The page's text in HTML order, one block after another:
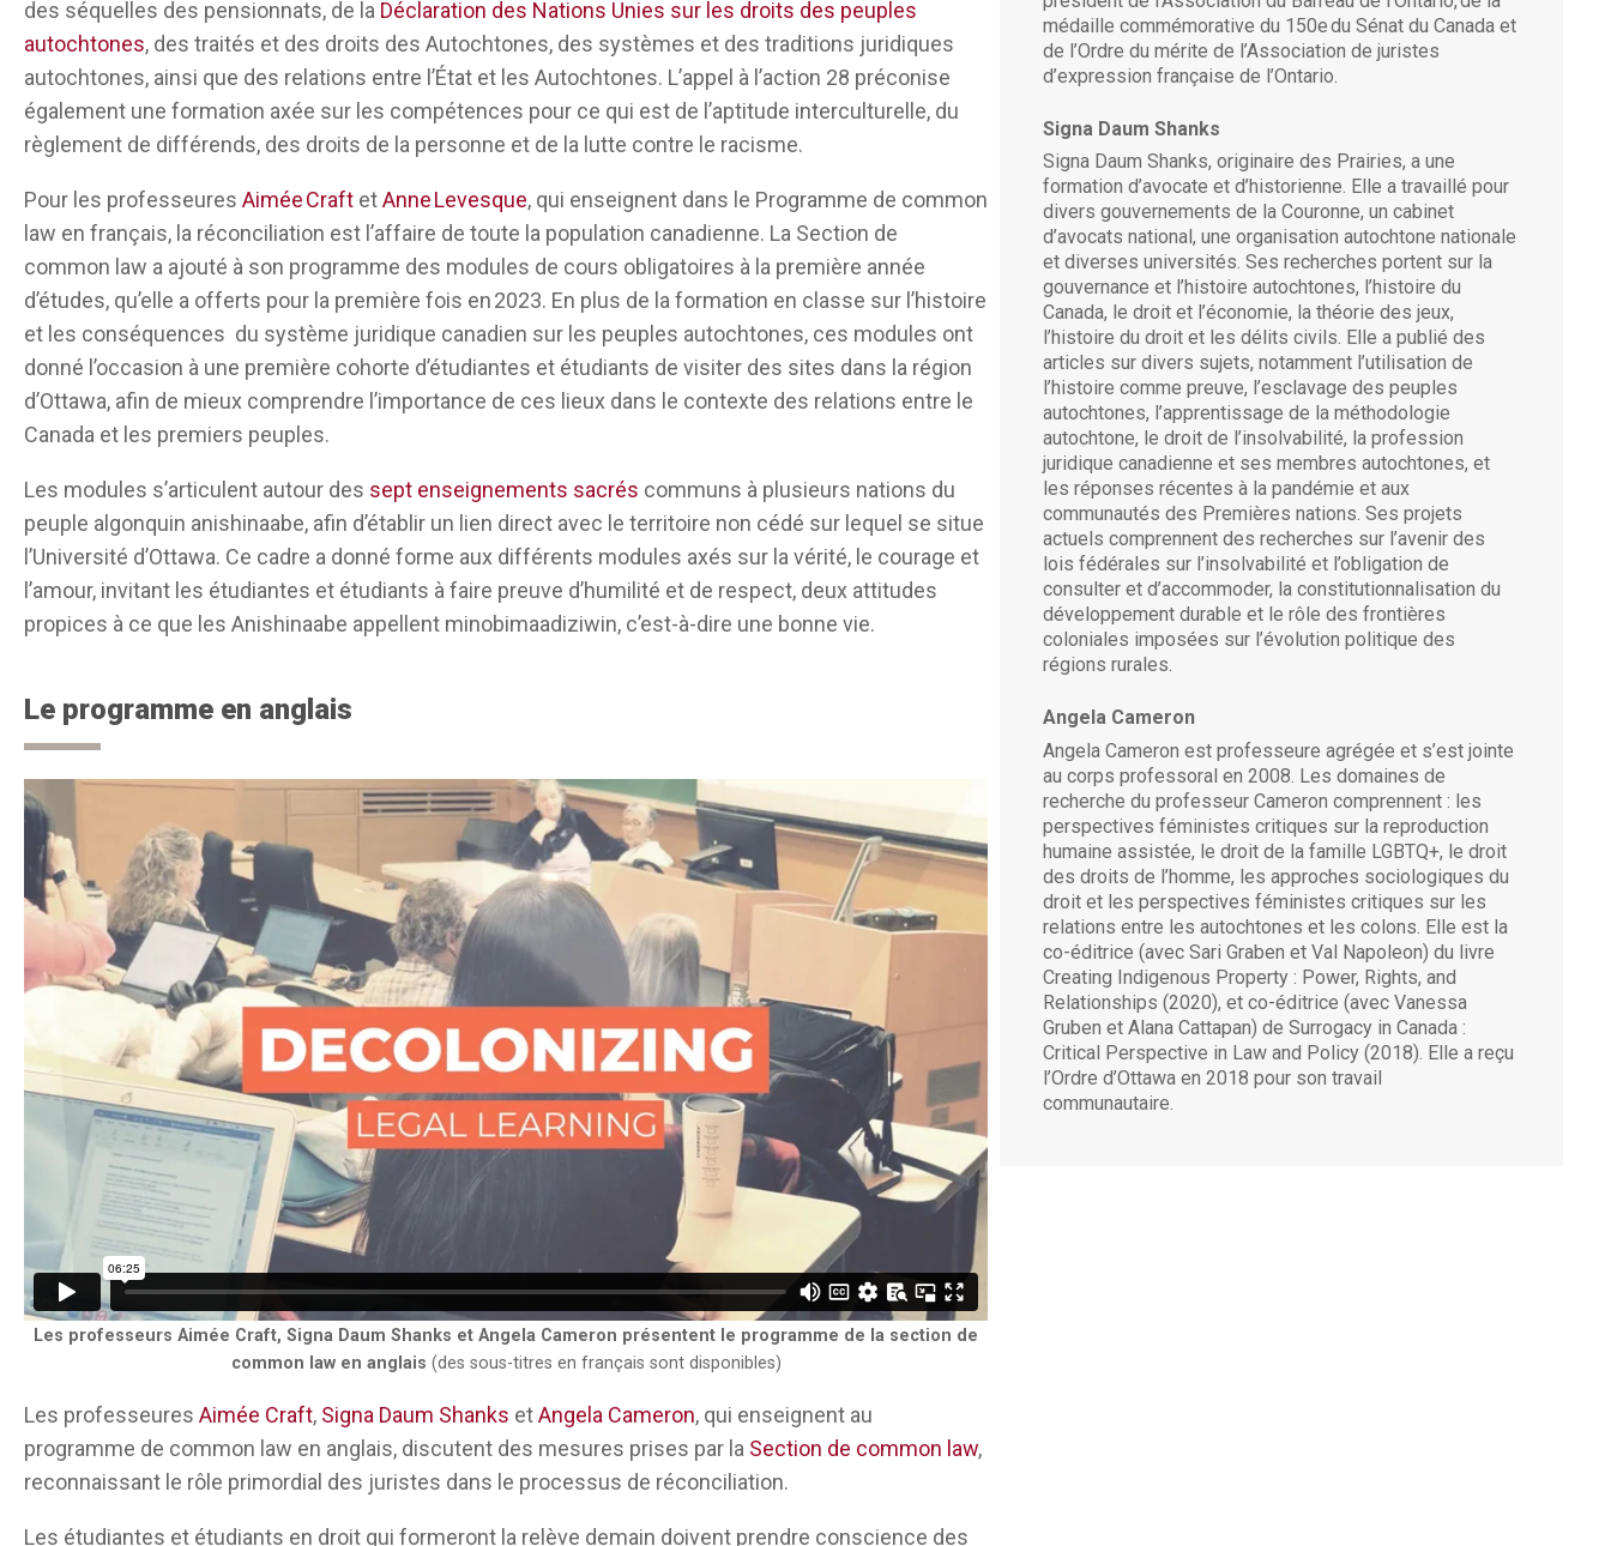
antiraciste, antidiscrimination et autres compétences qui les aideraient à interagir avec les
principes juridiques autochtones, mais aussi avec les populations autochtones dans le
cadre de leur pratique juridique à l’avenir.
Pendant de nombreuses décennies, des personnes ont affirmé qu’elles s’intéressaient à
mêmes. Nous devons penser que nous faisons partie de la résolution des problèmes, et de
faire partie de la résolution des problèmes pour ces sujets qui ont été oubliés pendant si
longtemps signifie que nous allons probablement résoudre les problèmes un peu
différemment.
Nous avons donc fondé notre modèle sur les Sept enseignements sacrés et abordé, par
exemple, en première année, les enseignements de la vérité, du courage et de l’amour, pour
enseigner au sujet de la Commission de vérité et réconciliation, de l’histoire des litiges et du
étudiants de première année.
Je pense que l’une des choses avec lesquelles nous commençons est de réfléchir à la
manière dont l’éducation juridique a fondamentalement et historiquement travaillé dans le
passé pour exclure la voix indigène, les droits autochtones, l’influence des peuples
Les modules que nous enseignons ne sont qu’une petite partie d’un document et d’un plan
d’enseignement, mais aussi de construction communautaire ; il comprend l’enseignement
et l’apprentissage pour les professeurs ; il comprend le soutien de notre faculté et de notre
personnel autochtone et de nos étudiants en particulier.
Les étudiants apprennent l’histoire des relations entre la Couronne et les autochtones au
Canada et l’impact du système juridique sur les peuples autochtones tout au long de
l’histoire ; l’impact sur l’identité, l’utilisation des terres, le sentiment d’appartenance,
l’exercice des droits liés aux traités et des droits des autochtones, par exemple, les droits de
chasse et de pêche, ainsi que certains des défis auxquels les autochtones ont dû faire face
pour revendiquer leurs propres droits par le biais du système juridique.
L’étoile à sept branches est le cadre de ce cours. Elle s’appuie sur les Sept enseignements
sacrés Anishinaabe, communs à de nombreuses nations Anishinaabe, qui servent de cadre
d’apprentissage et d’enseignement. Ils font appel à ces enseignements pour faire preuve
d’amour, d’humilité et de respect, et de toutes les choses qui créent une bonne vie, ou ce
que l’on appelle en Anishinaabemowin Minobimaadiziwin.
C’est donc le cadre que les étudiants utiliseront et nous leur demanderons de réfléchir à
chacun de ces enseignements, de les apprendre, de réfléchir à la façon dont ils sont
absents de certaines parties de leur apprentissage juridique, à la façon dont ils sont intégrés
dans d’autres parties de leur apprentissage juridique, dans la common law par exemple, puis
de réfléchir à la façon dont ils peuvent agir sur ces enseignements de façon holistique tout
action dans leur pratique juridique à l’avenir.
des séquelles des pensionnats, de la Déclaration des Nations Unies sur les droits des peuples
autochtones, des traités et des droits des Autochtones, des systèmes et des traditions juridiques
autochtones, ainsi que des relations entre l’État et les Autochtones. L’appel à l’action 28 préconise
également une formation axée sur les compétences pour ce qui est de l’aptitude interculturelle, du
règlement de différends, des droits de la personne et de la lutte contre le racisme.
Pour les professeures Aimée Craft etAnne Levesque, qui enseignent dans le Programme de common
law en français, la réconciliation est l’affaire de toute la population canadienne. La Section de
common law a ajouté à son programme des modules de cours obligatoires à la première année
d’études, qu’elle a offerts pour la première fois en 2023. En plus de la formation en classe sur l’histoire
et les conséquences du système juridique canadien sur les peuples autochtones, ces modules ont
donné l’occasion à une première cohorte d’étudiantes et étudiants de visiter des sites dans la région
d’Ottawa, afin de mieux comprendre l’importance de ces lieux dans le contexte des relations entre le
Canada et les premiers peuples.
Les modules s’articulent autour des sept enseignements sacrés communs à plusieurs nations du
peuple algonquin anishinaabe, afin d’établir un lien direct avec le territoire non cédé sur lequel se situe
l’Université d’Ottawa. Ce cadre a donné forme aux différents modules axés sur la vérité, le courage et
l’amour, invitant les étudiantes et étudiants à faire preuve d’humilité et de respect, deux attitudes
propices à ce que les Anishinaabe appellent minobimaadiziwin, c’est-à-dire une bonne vie.
Le programme en anglais
Les professeurs Aimée Craft, Signa Daum Shanks et Angela Cameron présentent le programme de la section de
common law en anglais (des sous-titres en français sont disponibles)
Les professeures Aimée Craft, Signa Daum Shanks etAngela Cameron, qui enseignent au
programme de common law en anglais, discutent des mesures prises par la Section de common law,
reconnaissant le rôle primordial des juristes dans le processus de réconciliation.
Les étudiantes et étudiants en droit qui formeront la relève demain doivent prendre conscience des
médaille commémorative du 150e du Sénat du Canada et
de l’Ordre du mérite de l’Association de juristes
d’expression française de l’Ontario.
Signa Daum Shanks
Signa Daum Shanks, originaire des Prairies, a une
formation d’avocate et d’historienne. Elle a travaillé pour
divers gouvernements de la Couronne, un cabinet
d’avocats national, une organisation autochtone nationale
et diverses universités. Ses recherches portent sur la
gouvernance et l’histoire autochtones, l’histoire du
Canada, le droit et l’économie, la théorie des jeux,
l’histoire du droit et les délits civils. Elle a publié des
articles sur divers sujets, notamment l’utilisation de
l’histoire comme preuve, l’esclavage des peuples
autochtones, l’apprentissage de la méthodologie
autochtone, le droit de l’insolvabilité, la profession
juridique canadienne et ses membres autochtones, et
les réponses récentes à la pandémie et aux
communautés des Premières nations. Ses projets
actuels comprennent des recherches sur l’avenir des
lois fédérales sur l’insolvabilité et l’obligation de
consulter et d’accommoder, la constitutionnalisation du
développement durable et le rôle des frontières
coloniales imposées sur l’évolution politique des
régions rurales.
Angela Cameron
Angela Cameron est professeure agrégée et s’est jointe
au corps professoral en 2008. Les domaines de
recherche du professeur Cameron comprennent : les
perspectives féministes critiques sur la reproduction
humaine assistée, le droit de la famille LGBTQ+, le droit
des droits de l’homme, les approches sociologiques du
droit et les perspectives féministes critiques sur les
relations entre les autochtones et les colons. Elle est la
co-éditrice (avec Sari Graben et Val Napoleon) du livre
Creating Indigenous Property : Power, Rights, and
Relationships (2020), et co-éditrice (avec Vanessa
Gruben et Alana Cattapan) de Surrogacy in Canada :
Critical Perspective in Law and Policy (2018). Elle a reçu
l’Ordre d’Ottawa en 2018 pour son travail
communautaire.